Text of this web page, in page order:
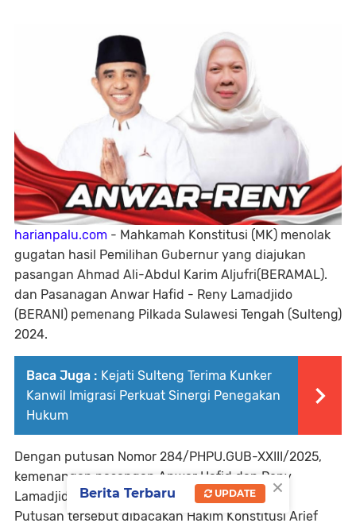
harianpalu.com - Mahkamah Konstitusi (MK) menolak
gugatan hasil Pemilihan Gubernur yang diajukan
pasangan Ahmad Ali-Abdul Karim Aljufri(BERAMAL).
dan Pasanagan Anwar Hafid - Reny Lamadjido
(BERANI) pemenang Pilkada Sulawesi Tengah (Sulteng)
2024.
Baca Juga : Kejati Sulteng Terima Kunker
Kanwil Imigrasi Perkuat Sinergi Penegakan
Hukum
Dengan putusan Nomor 284/PHPU.GUB-XXIII/2025,
kemenangan pasangan Anwar Hafid dan Reny
Lamadjido kini berkekuatan hukum tetap.
Putusan tersebut dibacakan Hakim Konstitusi Arief
×
Berita Terbaru UPDATE